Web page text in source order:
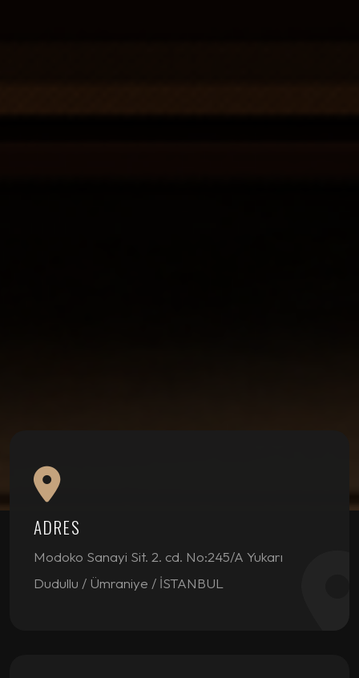
ADRES
Modoko Sanayi Sit. 2. cd. No:245/A Yukarı
Dudullu / Ümraniye / İSTANBUL